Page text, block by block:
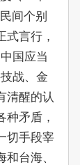
间个别
言行，
国应当
战、金
清醒的认
矛盾，
切手段宰
台海、